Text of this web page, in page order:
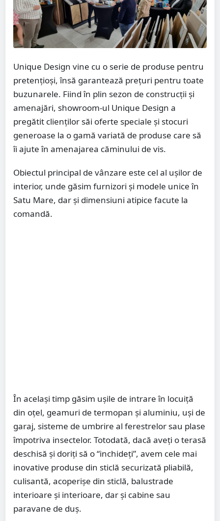
Unique Design vine cu o serie de produse pentru
pretențioși, însă garantează prețuri pentru toate
buzunarele. Fiind în plin sezon de construcţii şi
amenajări, showroom-ul Unique Design a
pregătit clienţilor săi oferte speciale şi stocuri
generoase la o gamă variată de produse care să
îi ajute în amenajarea căminului de vis.
Obiectul principal de vânzare este cel al ușilor de
interior, unde găsim furnizori și modele unice în
Satu Mare, dar și dimensiuni atipice facute la
comandă.
În același timp găsim ușile de intrare în locuiță
din oțel, geamuri de termopan și aluminiu, uși de
garaj, sisteme de umbrire al ferestrelor sau plase
împotriva insectelor. Totodată, dacă aveți o terasă
deschisă și doriți să o “inchideți”, avem cele mai
inovative produse din sticlă securizată pliabilă,
culisantă, acoperișe din sticlă, balustrade
interioare și interioare, dar și cabine sau
paravane de duș.